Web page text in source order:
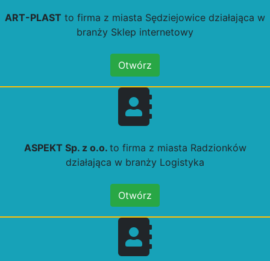
ART-PLAST to firma z miasta Sędziejowice działająca w
branży Sklep internetowy
Otwórz
ASPEKT Sp. z o.o. to firma z miasta Radzionków
działająca w branży Logistyka
Otwórz